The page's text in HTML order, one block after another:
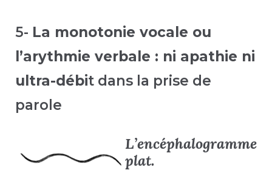
5- La monotonie vocale ou
l’arythmie verbale : ni apathie ni
ultra-débit dans la prise de
parole
L’encéphalogramme
plat.